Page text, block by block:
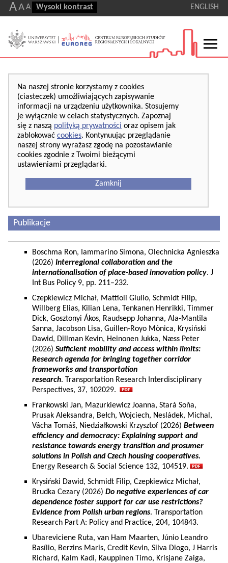
AA A Wysoki kontrast ENGLISH
Na naszej stronie korzystamy z cookies
(ciasteczek) umożliwiających zapisywanie
informacji na urządzeniu użytkownika. Stosujemy
je wyłącznie w celach statystycznych. Zapoznaj
się z naszą polityką prywatności oraz opisem jak
zablokować cookies. Kontynuując przeglądanie
naszej strony wyrażasz zgodę na pozostawianie
cookies zgodnie z Twoimi bieżącymi
ustawieniami przeglądarki.
Zamknij
Publikacje
Boschma Ron, Iammarino Simona, Olechnicka Agnieszka
(2026) Interregional collaboration and the
internationalisation of place-based innovation policy. J
Int Bus Policy 9, pp. 211–232.
Czepkiewicz Michał, Mattioli Giulio, Schmidt Filip,
Willberg Elias, Kilian Lena, Tenkanen Henrikki, Timmer
Dick, Gosztonyi Ákos, Raudsepp Johanna, Ala-Mantila
Sanna, Jacobson Lisa, Guillen-Royo Mònica, Krysiński
Dawid, Dillman Kevin, Heinonen Jukka, Næss Peter
(2026) Sufficient mobility and access within limits:
Research agenda for bringing together corridor
frameworks and transportation
research. Transportation Research Interdisciplinary
Perspectives, 37, 102029.
Frankowski Jan, Mazurkiewicz Joanna, Stará Soňa,
Prusak Aleksandra, Bełch, Wojciech, Nesládek, Michal,
Vácha Tomáš, Niedziałkowski Krzysztof (2026) Between
efficiency and democracy: Explaining support and
resistance towards energy transition and prosumer
solutions in Polish and Czech housing cooperatives.
Energy Research & Social Science 132, 104519.
Krysiński Dawid, Schmidt Filip, Czepkiewicz Michał,
Brudka Cezary (2026) Do negative experiences of car
dependence foster support for car use restrictions?
Evidence from Polish urban regions. Transportation
Research Part A: Policy and Practice, 204, 104843.
Ubareviciene Ruta, van Ham Maarten, Júnio Leandro
Basílio, Berzins Maris, Credit Kevin, Silva Diogo, J Harris
Richard, Kalm Kadi, Kauppinen Timo, Krisjane Zaiga,